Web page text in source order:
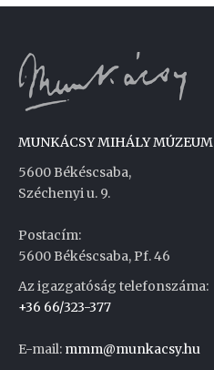
MUNKÁCSY MIHÁLY MÚZEUM
5600 Békéscsaba,
Széchenyi u. 9.
Postacím:
5600 Békéscsaba, Pf. 46
Az igazgatóság telefonszáma:
+36 66/323-377
E-mail: mmm@munkacsy.hu